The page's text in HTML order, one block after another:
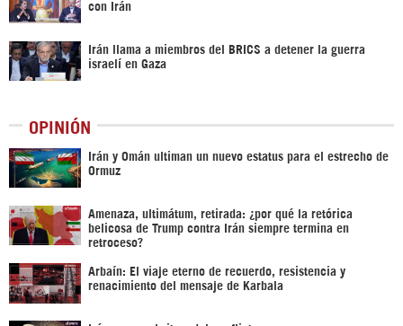
con Irán
Irán llama a miembros del BRICS a detener la guerra
israelí en Gaza
OPINIÓN
Irán y Omán ultiman un nuevo estatus para el estrecho de
Ormuz
Amenaza, ultimátum, retirada: ¿por qué la retórica
belicosa de Trump contra Irán siempre termina en
retroceso?
Arbaín: El viaje eterno de recuerdo, resistencia y
renacimiento del mensaje de Karbala